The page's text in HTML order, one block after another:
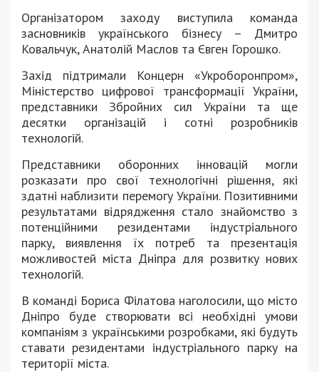
Організатором заходу виступила команда
засновників українського бізнесу – Дмитро
Ковальчук, Анатолій Маслов та Євген Горошко.
Захід підтримали Концерн «Укроборонпром»,
Міністерство цифрової трансформації України,
представники Збройних сил України та ще
десятки організацій і сотні розробників
технологій.
Представники оборонних інновацій могли
розказати про свої технологічні рішення, які
здатні наблизити перемогу України. Позитивними
результатами відрядження стало знайомство з
потенційними резидентами індустріального
парку, виявлення їх потреб та презентація
можливостей міста Дніпра для розвитку нових
технологій.
В команді Бориса Філатова наголосили, що місто
Дніпро буде створювати всі необхідні умови
компаніям з українськими розробками, які будуть
ставати резидентами індустріального парку на
території міста.